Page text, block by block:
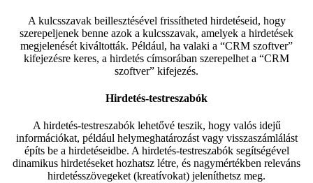
A kulcsszavak beillesztésével frissítheted hirdetéseid, hogy
szerepeljenek benne azok a kulcsszavak, amelyek a hirdetések
megjelenését kiváltották. Például, ha valaki a “CRM szoftver”
kifejezésre keres, a hirdetés címsorában szerepelhet a “CRM
szoftver” kifejezés.
Hirdetés-testreszabók
A hirdetés-testreszabók lehetővé teszik, hogy valós idejű
információkat, például helymeghatározást vagy visszaszámlálást
építs be a hirdetéseidbe. A hirdetés-testreszabók segítségével
dinamikus hirdetéseket hozhatsz létre, és nagymértékben releváns
hirdetésszövegeket (kreatívokat) jeleníthetsz meg.